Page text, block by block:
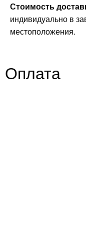
Стоимость
индивидуально в
местоположения.
Оплата